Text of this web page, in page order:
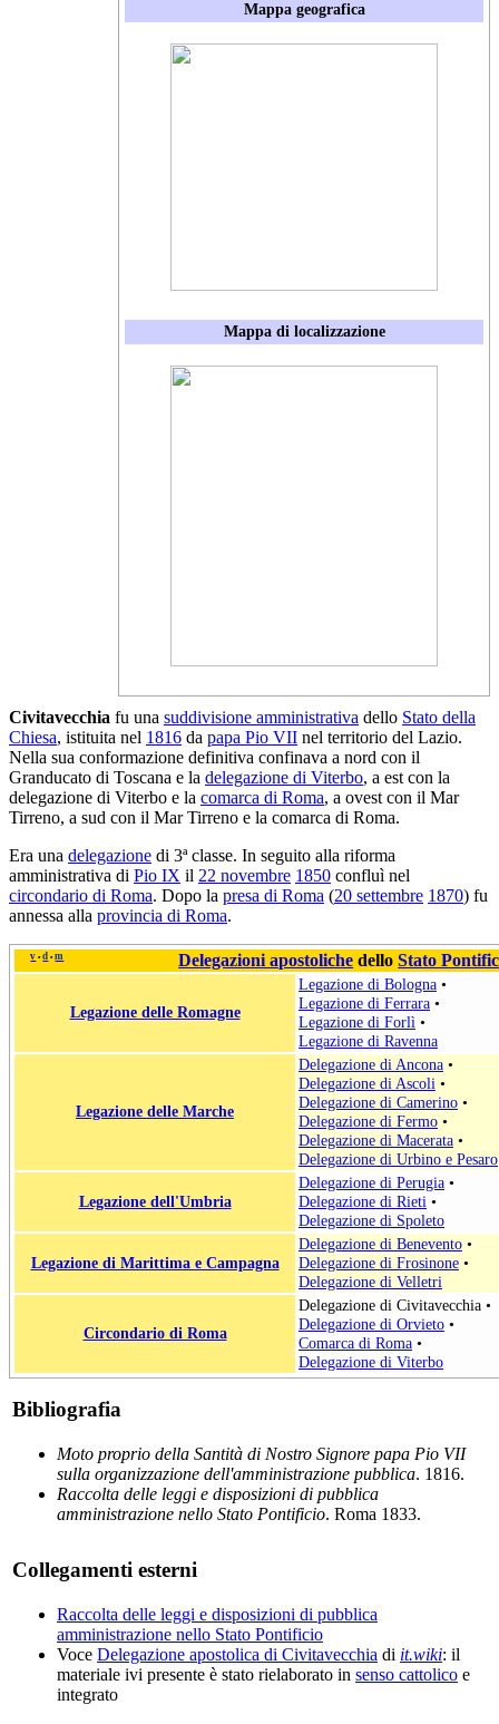
Mappa geografica
Mappa di localizzazione
Civitavecchia fu una suddivisione amministrativa dello Stato della
Chiesa, istituita nel 1816 da papa Pio VII nel territorio del Lazio.
Nella sua conformazione definitiva confinava a nord con il
Granducato di Toscana e la delegazione di Viterbo, a est con la
delegazione di Viterbo e la comarca di Roma, a ovest con il Mar
Tirreno, a sud con il Mar Tirreno e la comarca di Roma.
Era una delegazione di 3ª classe. In seguito alla riforma
amministrativa di Pio IX il 22 novembre 1850 confluì nel
circondario di Roma. Dopo la presa di Roma (20 settembre 1870) fu
annessa alla provincia di Roma.
v • d • m Delegazioni apostoliche delloStato
Legazione delle Romagne
Legazione di Bologna •
Legazione di Ferrara •
Legazione di Forlì •
Legazione di Ravenna
Legazione delle Marche
Delegazione di Ancona •
Delegazione di Ascoli •
Delegazione di Camerino •
Delegazione di Fermo •
Delegazione di Macerata •
Delegazione di Urbino e Pesaro
Legazione dell'Umbria
Delegazione di Perugia •
Delegazione di Rieti •
Delegazione di Spoleto
Legazione di Marittima e Campagna
Delegazione di Benevento •
Delegazione di Frosinone •
Delegazione di Velletri
Circondario di Roma
Delegazione di Civitavecchia •
Delegazione di Orvieto •
Comarca di Roma •
Delegazione di Viterbo
Bibliografia
Moto proprio della Santità di Nostro Signore papa Pio VII
sulla organizzazione dell'amministrazione pubblica. 1816.
Raccolta delle leggi e disposizioni di pubblica
amministrazione nello Stato Pontificio. Roma 1833.
Collegamenti esterni
Raccolta delle leggi e disposizioni di pubblica
amministrazione nello Stato Pontificio
Voce Delegazione apostolica di Civitavecchia di it.wiki: il
materiale ivi presente è stato rielaborato in senso cattolico e
integrato